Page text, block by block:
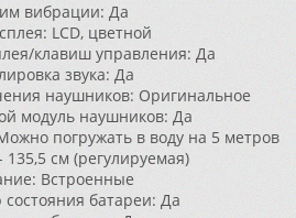
вибрации: Да
LCD, цветной
клавиш управления: Да
звука: Да
наушников: Оригинальное
модуль наушников: Да
погружать в воду на 5 метров
см (регулируемая)
Встроенные
батареи: Да